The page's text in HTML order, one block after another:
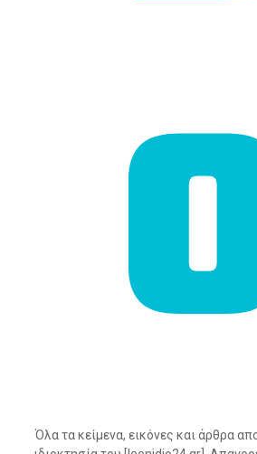
Όλα τα κείμενα, εικόνες και άρθρα